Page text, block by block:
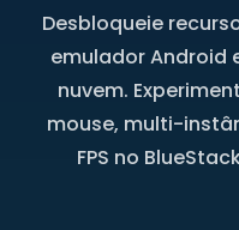
Desbloqueie
emulador Android
nuvem.
mouse, multi-
FPS no